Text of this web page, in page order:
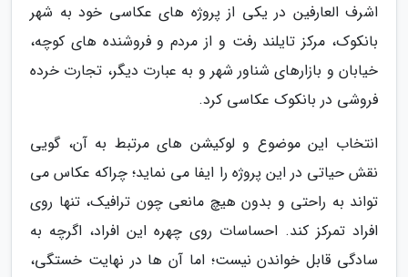
اشرف العارفین در یکی از پروژه های عکاسی خود به شهر
بانکوک، مرکز تایلند رفت و از مردم و فروشنده های کوچه،
خیابان و بازارهای شناور شهر و به عبارت دیگر، تجارت خرده
فروشی در بانکوک عکاسی کرد.
انتخاب این موضوع و لوکیشن های مرتبط به آن، گویی
نقش حیاتی در این پروژه را ایفا می نماید؛ چراکه عکاس می
تواند به راحتی و بدون هیچ مانعی چون ترافیک، تنها روی
افراد تمرکز کند. احساسات روی چهره این افراد، اگرچه به
سادگی قابل خواندن نیست؛ اما آن ها در نهایت خستگی،